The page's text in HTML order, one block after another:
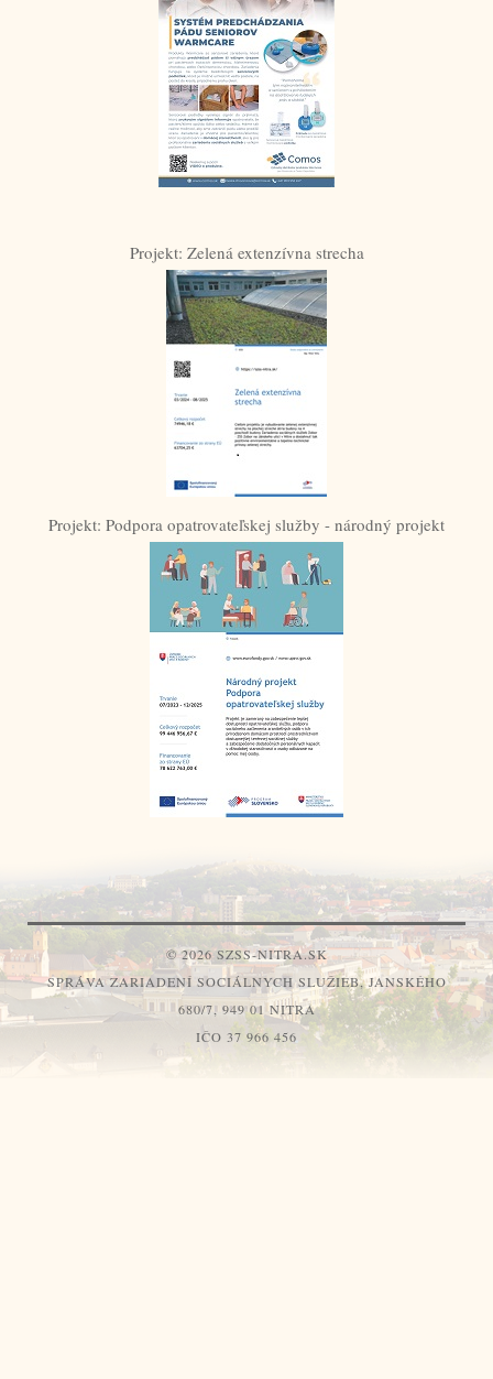
Projekt: Zelená extenzívna strecha
Projekt: Podpora opatrovateľskej služby - národný projekt
© 2026 SZSS-NITRA.SK
SPRÁVA ZARIADENÍ SOCIÁLNYCH SLUŽIEB, JANSKÉHO
680/7, 949 01 NITRA
IČO 37 966 456